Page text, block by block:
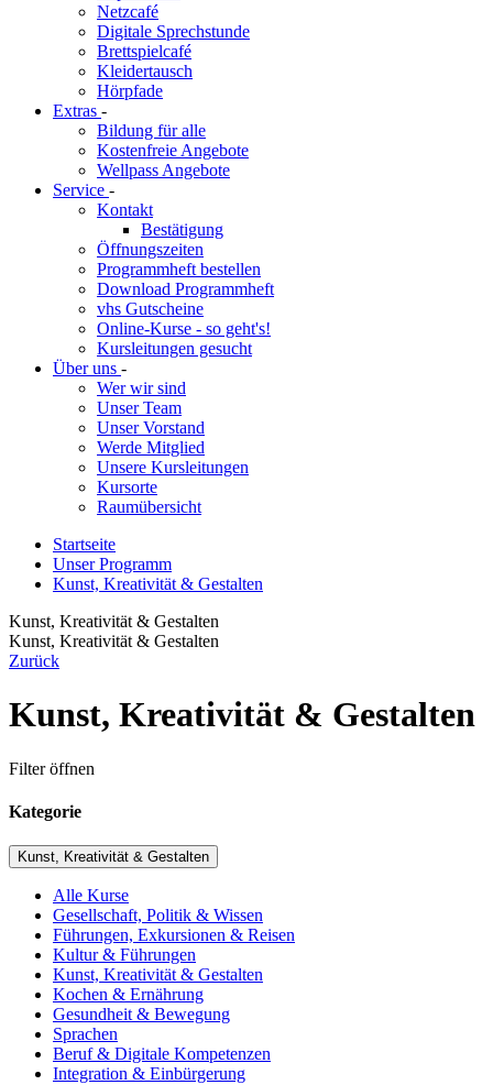
Netzcafé
Digitale Sprechstunde
Brettspielcafé
Kleidertausch
Hörpfade
Extras -
Bildung für alle
Kostenfreie Angebote
Wellpass Angebote
Service -
Kontakt
Bestätigung
Öffnungszeiten
Programmheft bestellen
Download Programmheft
vhs Gutscheine
Online-Kurse - so geht's!
Kursleitungen gesucht
Über uns -
Wer wir sind
Unser Team
Unser Vorstand
Werde Mitglied
Unsere Kursleitungen
Kursorte
Raumübersicht
Startseite
Unser Programm
Kunst, Kreativität & Gestalten
Kunst, Kreativität & Gestalten
Kunst, Kreativität & Gestalten
Zurück
Kunst, Kreativität & Gestalten
Filter öffnen
Kategorie
Kunst, Kreativität & Gestalten
Alle Kurse
Gesellschaft, Politik & Wissen
Führungen, Exkursionen & Reisen
Kultur & Führungen
Kunst, Kreativität & Gestalten
Kochen & Ernährung
Gesundheit & Bewegung
Sprachen
Beruf & Digitale Kompetenzen
Integration & Einbürgerung